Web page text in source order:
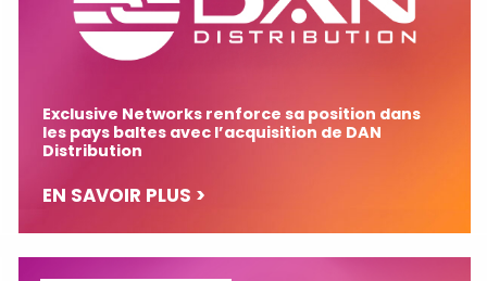
Exclusive Networks renforce sa position dans
les pays baltes avec l’acquisition de DAN
Distribution
EN SAVOIR PLUS >